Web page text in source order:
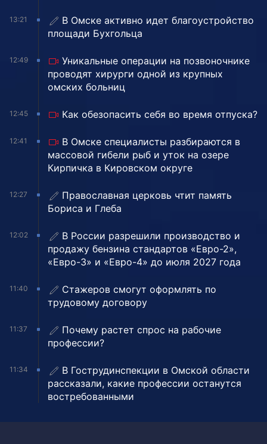
13:21
В Омске активно идет благоустройство
площади Бухгольца
12:49
Уникальные операции на позвоночнике
проводят хирурги одной из крупных
омских больниц
12:45 Как обезопасить себя во время отпуска?
12:41
В Омске специалисты разбираются в
массовой гибели рыб и уток на озере
Кирпичка в Кировском округе
12:27
Православная церковь чтит память
Бориса и Глеба
12:02
В России разрешили производство и
продажу бензина стандартов «Евро-2»,
«Евро-3» и «Евро-4» до июля 2027 года
11:40
Стажеров смогут оформлять по
трудовому договору
11:37
Почему растет спрос на рабочие
профессии?
11:34
В Гострудинспекции в Омской области
рассказали, какие профессии останутся
востребованными